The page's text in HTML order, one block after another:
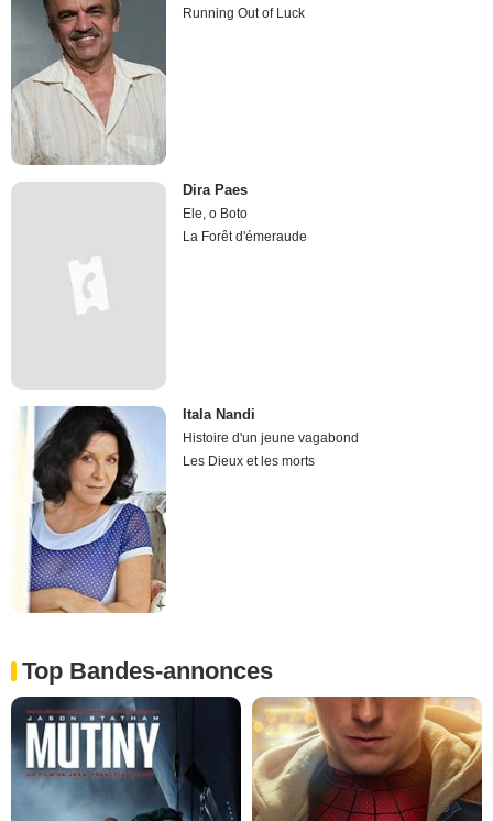
Running Out of Luck
Dira Paes
Ele, o Boto
La Forêt d'émeraude
Itala Nandi
Histoire d'un jeune vagabond
Les Dieux et les morts
Top Bandes-annonces